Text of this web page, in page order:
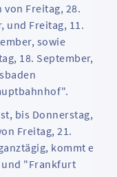
Freitag, 28.
und Freitag, 11.
sowie
18. September,
bis Donnerstag,
Freitag, 21.
kommt es
"Frankfurt